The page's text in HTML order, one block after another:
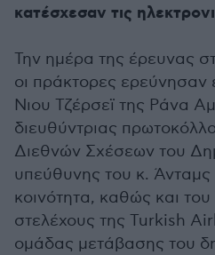
κατέσχεσαν τις
Την ημέρα της έρευνας
οι πράκτορες ερεύνησαν
Νιου Τζέρσεϊ της Ράνα
διευθύντριας
Διεθνών Σχέσεων του
υπεύθυνης του κ. Άνταμς
κοινότητα, καθώς και
στελέχους της Turkish
ομάδας μετάβασης του